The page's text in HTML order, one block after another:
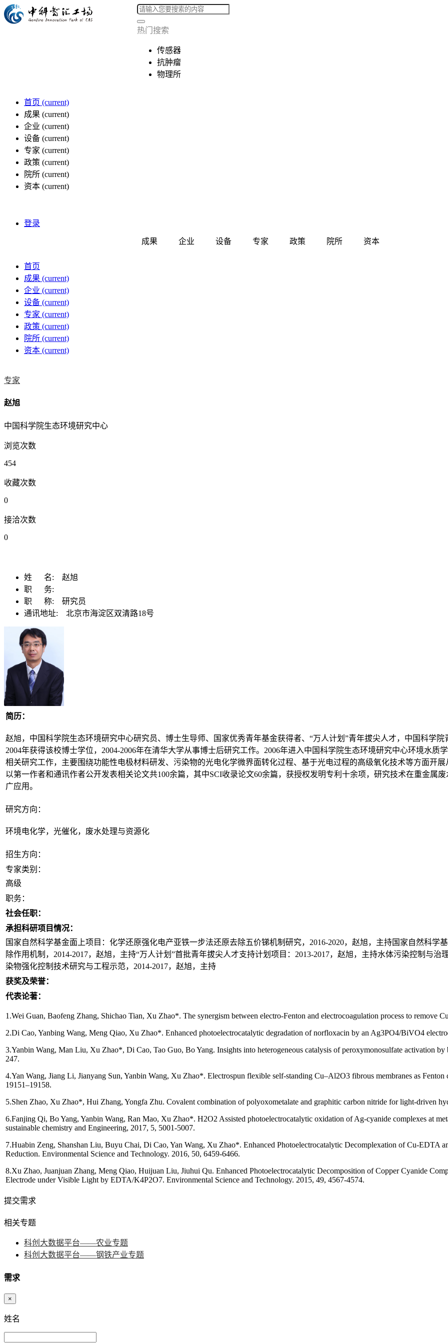
热门搜索
传感器
抗肿瘤
物理所
首页 (current)
成果 (current)
企业 (current)
设备 (current)
专家 (current)
政策 (current)
院所 (current)
资本 (current)
登录
成果 企业 设备 专家 政策 院所 资本
首页
成果 (current)
企业 (current)
设备 (current)
专家 (current)
政策 (current)
院所 (current)
资本 (current)
专家
赵旭
中国科学院生态环境研究中心
浏览次数
454
收藏次数
0
接洽次数
0
姓 名: 赵旭
职 务:
职 称: 研究员
通讯地址: 北京市海淀区双清路18号
简历：
赵旭，中国科学院生态环境研究中心研究员、博士生导师、国家优秀青年基金获得者、“万人计划”青年拔尖人才，中国科学院
2004年获得该校博士学位，2004-2006年在清华大学从事博士后研究工作。2006年进入中国科学院生态环境研究中心环境水
相关研究工作，主要围绕功能性电极材料研发、污染物的光电化学微界面转化过程、基于光电过程的高级氧化技术等方面开
以第一作者和通讯作者公开发表相关论文共100余篇，其中SCI收录论文60余篇，获授权发明专利十余项，研究技术在重金属
广应用。
研究方向：
环境电化学，光催化，废水处理与资源化
招生方向：
专家类别：
高级
职务：
社会任职：
承担科研项目情况：
国家自然科学基金面上项目：化学还原强化电产亚铁一步法还原去除五价锑机制研究，2016-2020，赵旭，主持国家自然科
除作用机制，2014-2017，赵旭，主持“万人计划”首批青年拔尖人才支持计划项目：2013-2017，赵旭，主持水体污染控制与
染物强化控制技术研究与工程示范，2014-2017，赵旭，主持
获奖及荣誉：
代表论著：
1.Wei Guan, Baofeng Zhang, Shichao Tian, Xu Zhao*. The synergism between electro-Fenton and electrocoagulation process to remove
2.Di Cao, Yanbing Wang, Meng Qiao, Xu Zhao*. Enhanced photoelectrocatalytic degradation of norfloxacin by an Ag3PO4/BiVO4
3.Yanbin Wang, Man Liu, Xu Zhao*, Di Cao, Tao Guo, Bo Yang. Insights into heterogeneous catalysis of peroxymonosulfate activation
247.
4.Yan Wang, Jiang Li, Jianyang Sun, Yanbin Wang, Xu Zhao*. Electrospun flexible self-standing Cu–Al2O3 fibrous membranes as
19151–19158.
5.Shen Zhao, Xu Zhao*, Hui Zhang, Yongfa Zhu. Covalent combination of polyoxometalate and graphitic carbon nitride for light-driven
6.Fanjing Qi, Bo Yang, Yanbin Wang, Ran Mao, Xu Zhao*. H2O2 Assisted photoelectrocatalytic oxidation of Ag-cyanide complexes at
sustainable chemistry and Engineering, 2017, 5, 5001-5007.
7.Huabin Zeng, Shanshan Liu, Buyu Chai, Di Cao, Yan Wang, Xu Zhao*. Enhanced Photoelectrocatalytic Decomplexation of Cu-EDTA
Reduction. Environmental Science and Technology. 2016, 50, 6459-6466.
8.Xu Zhao, Juanjuan Zhang, Meng Qiao, Huijuan Liu, Jiuhui Qu. Enhanced Photoelectrocatalytic Decomposition of Copper Cyanide
Electrode under Visible Light by EDTA/K4P2O7. Environmental Science and Technology. 2015, 49, 4567-4574.
提交需求
相关专题
科创大数据平台——农业专题
科创大数据平台——钢铁产业专题
需求
×
姓名